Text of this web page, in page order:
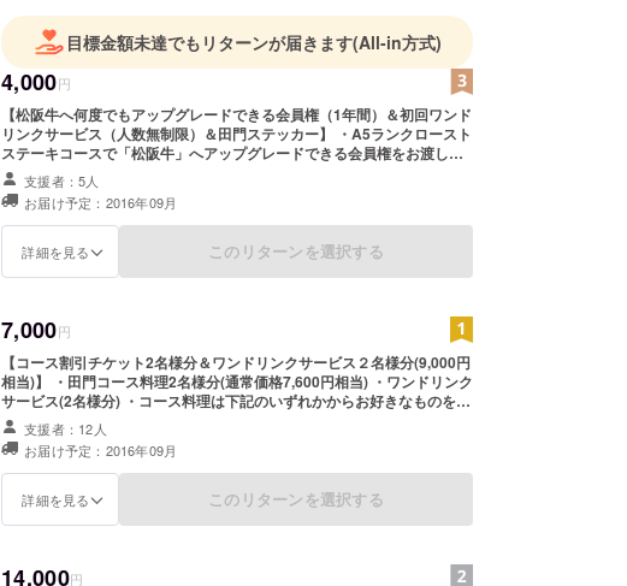
目標金額未達でもリターンが届きます(All-in方式)
4,000円
【松阪牛へ何度でもアップグレードできる会員権（1年間）＆初回ワンド
リンクサービス（人数無制限）＆田門ステッカー】 ・A5ランクロースト
ステーキコースで「松阪牛」へアップグレードできる会員権をお渡しし
ます。 同伴者の方も利用可能です。「人数制限無く」「1年間、何回で
も」ご利用いただけます。 ・初回に限り「ワンドリンクサービス」いた
します。（人数制限無し） ※別途、コース料金(一お一人様3,800円)がか
かります。 ※リターンのサービスはディナータイムのみご利用頂けま
す。 ※ご利用期限は2017年8月31日までです。
支援者：5人
お届け予定：2016年09月
詳細を見る このリターンを選択する
7,000円
【コース割引チケット2名様分＆ワンドリンクサービス２名様分(9,000円
相当)】 ・田門コース料理2名様分(通常価格7,600円相当) ・ワンドリンク
サービス(2名様分) ・コース料理は下記のいずれかからお好きなものをお
選び頂けます。 A5ランクローストステーキコース オージー・ビーフの
メガ盛りコース チキンステーキコース ローストホースステーキコース ※
リターンのサービスはディナータイムのみご利用頂けます。 ※ご利用期
限は2017年8月31日までです。
支援者：12人
お届け予定：2016年09月
詳細を見る このリターンを選択する
14,000円